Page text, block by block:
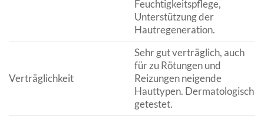
Feuchtigkeitspflege,
Unterstützung der
Hautregeneration.
Verträglichkeit
Sehr gut verträglich, auch
für zu Rötungen und
Reizungen neigende
Hauttypen. Dermatologisch
getestet.